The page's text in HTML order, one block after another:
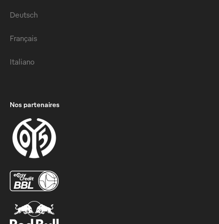
Deutsch
Français
Italiano
Nos partenaires